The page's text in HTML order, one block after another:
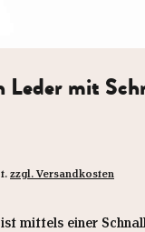
Leder mit
zzgl. Versandkosten
mittels einer